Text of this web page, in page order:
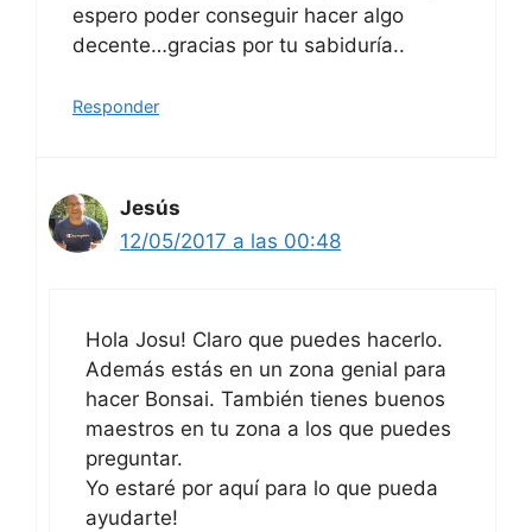
espero poder conseguir hacer algo
decente…gracias por tu sabiduría..
Responder
Jesús
12/05/2017 a las 00:48
Hola Josu! Claro que puedes hacerlo.
Además estás en un zona genial para
hacer Bonsai. También tienes buenos
maestros en tu zona a los que puedes
preguntar.
Yo estaré por aquí para lo que pueda
ayudarte!